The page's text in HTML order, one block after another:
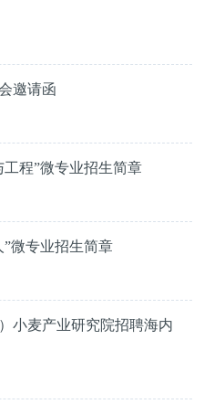
邀请函
程”微专业招生简章
微专业招生简章
小麦产业研究院招聘海内